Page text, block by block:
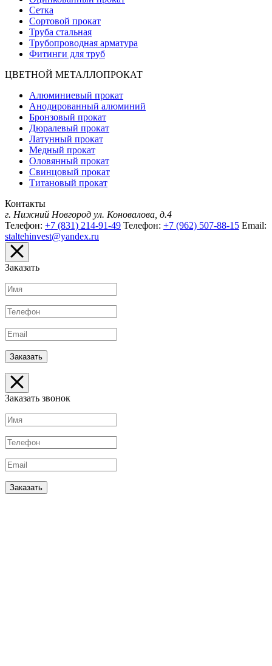
Сетка
Сортовой прокат
Труба стальная
Трубопроводная арматура
Фитинги для труб
ЦВЕТНОЙ МЕТАЛЛОПРОКАТ
Алюминиевый прокат
Анодированный алюминий
Бронзовый прокат
Дюралевый прокат
Латунный прокат
Медный прокат
Оловянный прокат
Свинцовый прокат
Титановый прокат
Контакты
г. Нижний Новгород ул. Коновалова, д.4
Телефон: +7 (831) 214-91-49 Телефон: +7 (962) 507-88-15 Email:
staltehinvest@yandex.ru
Заказать
Заказать звонок